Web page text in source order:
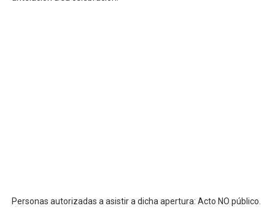
Personas autorizadas a asistir a dicha apertura: Acto NO público.